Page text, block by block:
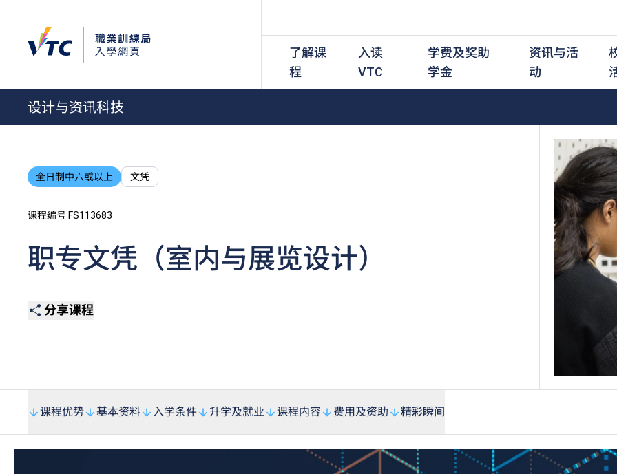
了解课
程
在职培训课程学历程度
学士学位
高级文凭
文凭
证书
其
应
社
其
专
入读
VTC
学费及奖助
学金
奖学金及奖励计划
资讯与活
动
设计与资讯科技
全日制中六或以上 文凭
课程编号 FS113683
职专文凭（室内与展览设计）
分享课程
课程优势 基本资料 入学条件 升学及就业 课程内容 费用及资助 精彩瞬间